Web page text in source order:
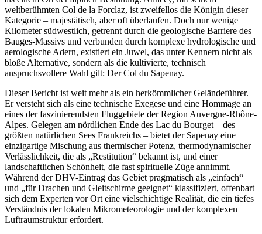
weltberühmten Col de la Forclaz, ist zweifellos die Königin dieser
Kategorie – majestätisch, aber oft überlaufen. Doch nur wenige
Kilometer südwestlich, getrennt durch die geologische Barriere des
Bauges-Massivs und verbunden durch komplexe hydrologische und
aerologische Adern, existiert ein Juwel, das unter Kennern nicht als
bloße Alternative, sondern als die kultivierte, technisch
anspruchsvollere Wahl gilt: Der Col du Sapenay.
Dieser Bericht ist weit mehr als ein herkömmlicher Geländeführer.
Er versteht sich als eine technische Exegese und eine Hommage an
eines der faszinierendsten Fluggebiete der Region Auvergne-Rhône-
Alpes. Gelegen am nördlichen Ende des Lac du Bourget – des
größten natürlichen Sees Frankreichs – bietet der Sapenay eine
einzigartige Mischung aus thermischer Potenz, thermodynamischer
Verlässlichkeit, die als „Restitution“ bekannt ist, und einer
landschaftlichen Schönheit, die fast spirituelle Züge annimmt.
Während der DHV-Eintrag das Gebiet pragmatisch als „einfach“
und „für Drachen und Gleitschirme geeignet“ klassifiziert, offenbart
sich dem Experten vor Ort eine vielschichtige Realität, die ein tiefes
Verständnis der lokalen Mikrometeorologie und der komplexen
Luftraumstruktur erfordert.